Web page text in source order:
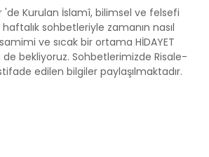
'de Kurulan İslamî, bilimsel ve felsefi
haftalık sohbetleriyle zamanın nasıl
ve sıcak bir ortama HİDAYET
de bekliyoruz. Sohbetlerimizde Risale-
edilen bilgiler paylaşılmaktadır.